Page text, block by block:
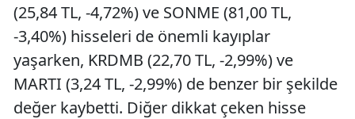
(25,84 TL, -4,72%) ve SONME (81,00 TL,
-3,40%) hisseleri de önemli kayıplar
yaşarken, KRDMB (22,70 TL, -2,99%) ve
MARTI (3,24 TL, -2,99%) de benzer bir şekilde
değer kaybetti. Diğer dikkat çeken hisse